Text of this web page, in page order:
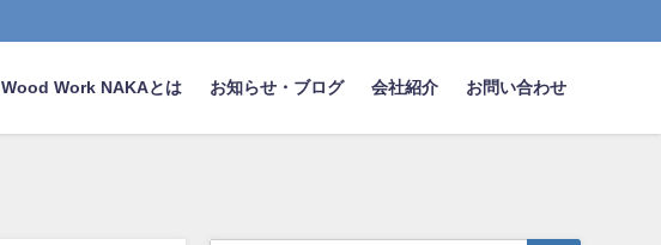
Wood Work NAKAとは お知らせ・ブログ 会社紹介 お問い合わせ